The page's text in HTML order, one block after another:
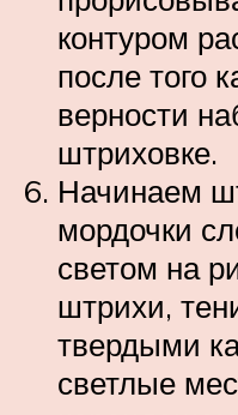
контуром
после того
верности
штриховке.
Начинаем
мордочки
светом на
штрихи,
твердыми
светлые